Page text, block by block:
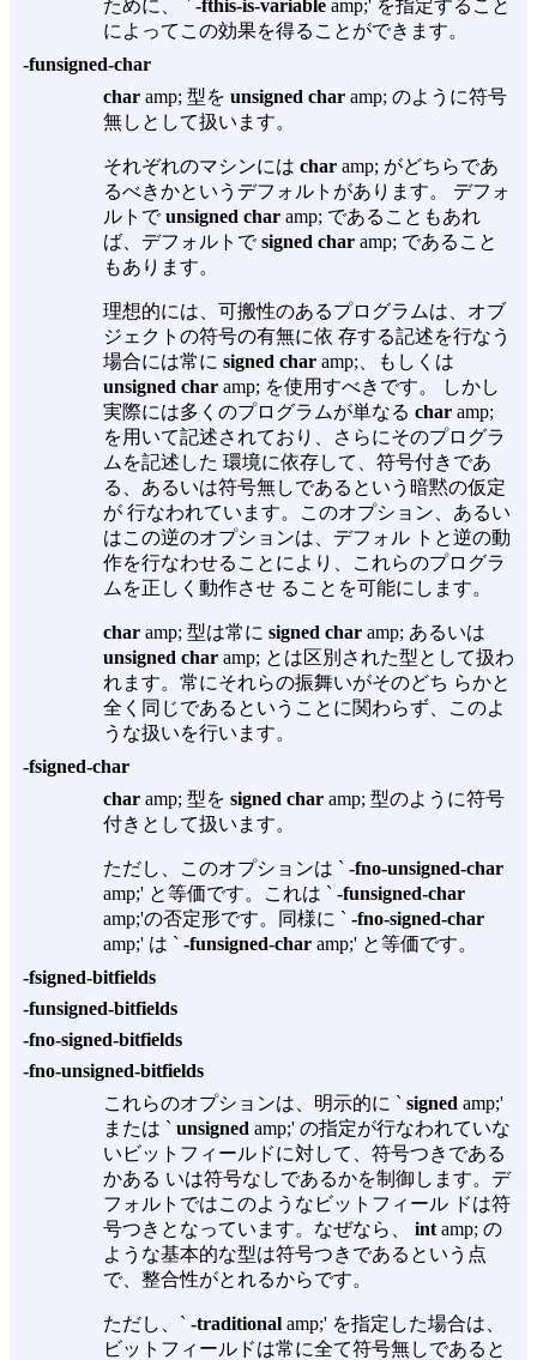
ために、 ` -fthis-is-variable amp;' を指定すること
によってこの効果を得ることができます。
-funsigned-char
char amp; 型を unsigned char amp; のように符号
無しとして扱います。
それぞれのマシンには char amp; がどちらであ
るべきかというデフォルトがあります。 デフォ
ルトでunsigned char amp; であることもあれ
ば、デフォルトでsigned char amp; であること
もあります。
理想的には、可搬性のあるプログラムは、オブ
ジェクトの符号の有無に依 存する記述を行なう
場合には常に signed char amp;、もしくは
unsigned char amp; を使用すべきです。 しかし
実際には多くのプログラムが単なる char amp;
を用いて記述されており、さらにそのプログラ
ムを記述した 環境に依存して、符号付きであ
る、あるいは符号無しであるという暗黙の仮定
が 行なわれています。このオプション、あるい
はこの逆のオプションは、デフォル トと逆の動
作を行なわせることにより、これらのプログラ
ムを正しく動作させ ることを可能にします。
char amp; 型は常に signed char amp; あるいは
unsigned char amp; とは区別された型として扱わ
れます。常にそれらの振舞いがそのどち らかと
全く同じであるということに関わらず、このよ
うな扱いを行います。
-fsigned-char
char amp; 型を signed char amp; 型のように符号
付きとして扱います。
ただし、このオプションは ` -fno-unsigned-char
amp;' と等価です。これは ` -funsigned-char
amp;'の否定形です。同様に ` -fno-signed-char
amp;' は ` -funsigned-char amp;' と等価です。
-fsigned-bitfields
-funsigned-bitfields
-fno-signed-bitfields
-fno-unsigned-bitfields
これらのオプションは、明示的に ` signed amp;'
または ` unsigned amp;' の指定が行なわれていな
いビットフィールドに対して、符号つきである
かある いは符号なしであるかを制御します。デ
フォルトではこのようなビットフィール ドは符
号つきとなっています。なぜなら、 int amp; の
ような基本的な型は符号つきであるという点
で、整合性がとれるからです。
ただし、` -traditional amp;' を指定した場合は、
ビットフィールドは常に全て符号無しであると